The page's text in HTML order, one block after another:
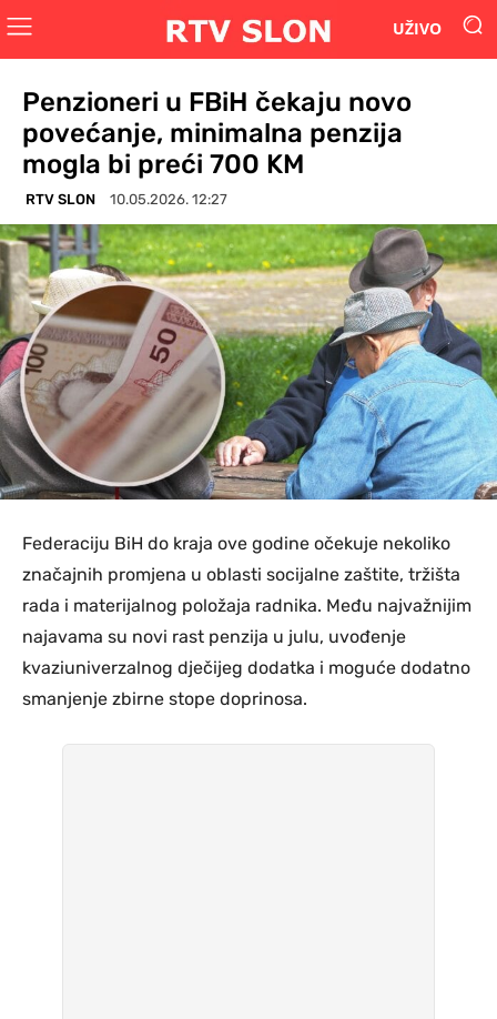
UŽIVO
Penzioneri u FBiH čekaju novo
povećanje, minimalna penzija
mogla bi preći 700 KM
RTV SLON 10.05.2026. 12:27
Federaciju BiH do kraja ove godine očekuje nekoliko
značajnih promjena u oblasti socijalne zaštite, tržišta
rada i materijalnog položaja radnika. Među najvažnijim
najavama su novi rast penzija u julu, uvođenje
kvaziuniverzalnog dječijeg dodatka i moguće dodatno
smanjenje zbirne stope doprinosa.